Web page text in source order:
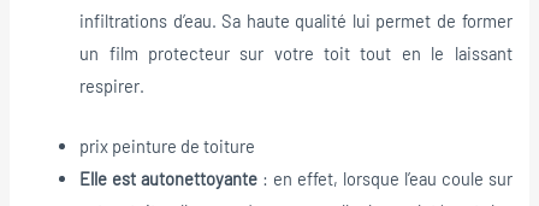
infiltrations d’eau. Sa haute qualité lui permet de former
un film protecteur sur votre toit tout en le laissant
respirer.
prix peinture de toiture
Elle est autonettoyante : en effet, lorsque l’eau coule sur